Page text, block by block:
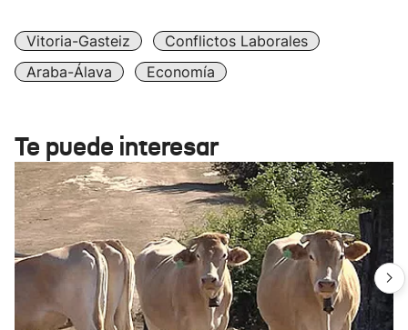
Vitoria-Gasteiz
Conflictos Laborales
Araba-Álava
Economía
Te puede interesar